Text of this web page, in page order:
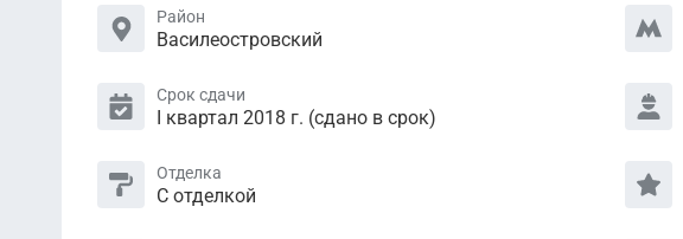
Район
Василеостровский
Срок сдачи
I квартал 2018 г. (сдано в срок)
Отделка
С отделкой